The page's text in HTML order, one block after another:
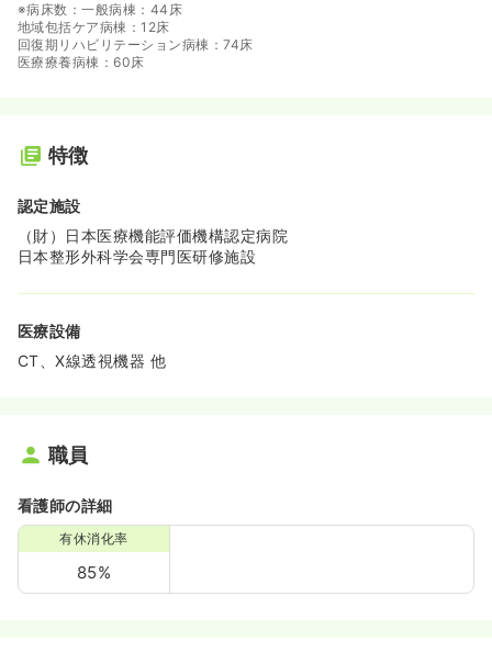
※病床数：一般病棟：44床
地域包括ケア病棟：12床
回復期リハビリテーション病棟：74床
医療療養病棟：60床
特徴
認定施設
（財）日本医療機能評価機構認定病院
日本整形外科学会専門医研修施設
医療設備
CT、X線透視機器 他
職員
看護師の詳細
有休消化率
85%